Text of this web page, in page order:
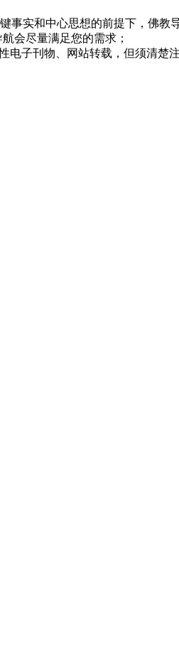
实和中心思想的前提下，佛
会尽量满足您的需求；
子刊物、网站转载，但须清楚注